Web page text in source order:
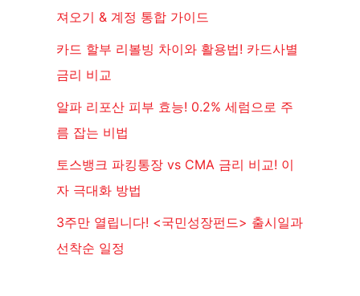
져오기 & 계정 통합 가이드
카드 할부 리볼빙 차이와 활용법! 카드사별
금리 비교
알파 리포산 피부 효능! 0.2% 세럼으로 주
름 잡는 비법
토스뱅크 파킹통장 vs CMA 금리 비교! 이
자 극대화 방법
3주만 열립니다! <국민성장펀드> 출시일과
선착순 일정